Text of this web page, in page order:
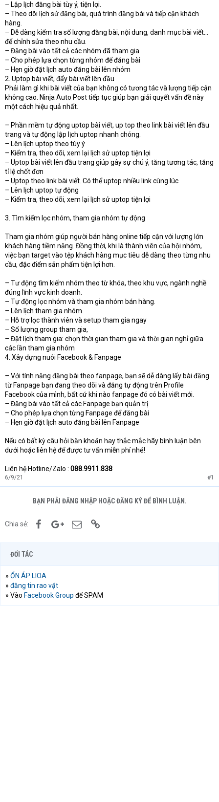
– Lập lịch đăng bài tùy ý, tiện lợi.
– Theo dõi lịch sử đăng bài, quá trình đăng bài và tiếp cận khách
hàng.
– Dễ dàng kiểm tra số lượng đăng bài, nội dung, danh mục bài viết…
để chỉnh sửa theo nhu cầu.
– Đăng bài vào tất cả các nhóm đã tham gia
– Cho phép lựa chọn từng nhóm để đăng bài
– Hẹn giờ đặt lịch auto đăng bài lên nhóm
2. Uptop bài viết, đẩy bài viết lên đầu
Phải làm gì khi bài viết của bạn không có tương tác và lượng tiếp cận
không cao. Ninja Auto Post tiếp tục giúp bạn giải quyết vấn đề này
một cách hiệu quả nhất.
– Phần mềm tự động uptop bài viết, up top theo link bài viết lên đầu
trang và tự động lập lịch uptop nhanh chóng.
– Lên lịch uptop theo tùy ý
– Kiểm tra, theo dõi, xem lại lịch sử uptop tiện lợi
– Uptop bài viết lên đầu trang giúp gây sự chú ý, tăng tương tác, tăng
tỉ lệ chốt đơn
– Uptop theo link bài viết. Có thể uptop nhiều link cùng lúc
– Lên lịch uptop tự động
– Kiểm tra, theo dõi, xem lại lịch sử uptop tiện lợi
3. Tìm kiếm lọc nhóm, tham gia nhóm tự động
Tham gia nhóm giúp người bán hàng online tiếp cận với lượng lớn
khách hàng tiềm năng. Đồng thời, khi là thành viên của hội nhóm,
việc bạn target vào tệp khách hàng mục tiêu dễ dàng theo từng nhu
cầu, đặc điểm sản phẩm tiện lợi hơn.
– Tư động tìm kiếm nhóm theo từ khóa, theo khu vực, ngành nghề
đúng lĩnh vực kinh doanh.
– Tự động lọc nhóm và tham gia nhóm bán hàng.
– Lên lịch tham gia nhóm.
– Hỗ trợ lọc thành viên và setup tham gia ngay
– Số lượng group tham gia,
– Đặt lịch tham gia: chọn thời gian tham gia và thời gian nghỉ giữa
các lần tham gia nhóm
4. Xây dựng nuôi Facebook & Fanpage
– Với tính năng đăng bài theo fanpage, bạn sẽ dễ dàng lấy bài đăng
từ Fanpage bạn đang theo dõi và đăng tự động trên Profile
Facebook của mình, bất cứ khi nào fanpage đó có bài viết mới.
– Đăng bài vào tất cả các Fanpage bạn quản trị
– Cho phép lựa chọn từng Fanpage để đăng bài
– Hẹn giờ đặt lịch auto đăng bài lên Fanpage
Nếu có bất kỳ câu hỏi băn khoăn hay thắc mắc hãy bình luận bên
dưới hoặc liên hệ để được tư vấn miễn phí nhé!
Liên hệ Hotline/Zalo : 088.9911.838
6/9/21 #1
BẠN PHẢI ĐĂNG NHẬP HOẶC ĐĂNG KÝ ĐỂ BÌNH LUẬN.
Chia sẻ: FacebookGoogle+Email
ĐỐI TÁC
» ỔN ÁP LIOA
» đăng tin rao vặt
» Vào Facebook Group để SPAM